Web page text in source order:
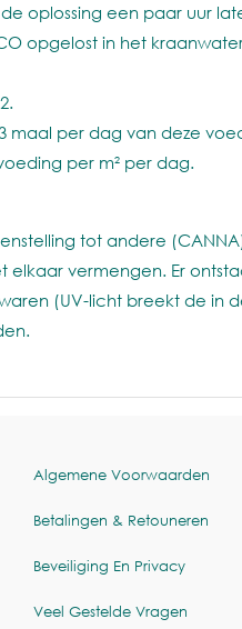
oplossing een paar uur
opgelost in het
maal per dag van deze
per m² per dag.
tot andere
elkaar vermengen. Er
(UV-licht breekt de in
Algemene Voorwaarden
Betalingen & Retouneren
Beveiliging En Privacy
Veel Gestelde Vragen